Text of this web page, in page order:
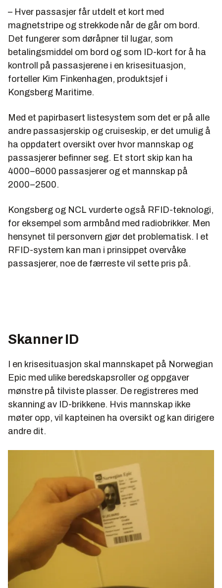
– Hver passasjer får utdelt et kort med
magnetstripe og strekkode når de går om bord.
Det fungerer som døråpner til lugar, som
betalingsmiddel om bord og som ID-kort for å ha
kontroll på passasjerene i en krisesituasjon,
forteller Kim Finkenhagen, produktsjef i
Kongsberg Maritime.
Med et papirbasert listesystem som det er på alle
andre passasjerskip og cruiseskip, er det umulig å
ha oppdatert oversikt over hvor mannskap og
passasjerer befinner seg. Et stort skip kan ha
4000–6000 passasjerer og et mannskap på
2000–2500.
Kongsberg og NCL vurderte også RFID-teknologi,
for eksempel som armbånd med radiobrikker. Men
hensynet til personvern gjør det problematisk. I et
RFID-system kan man i prinsippet overvåke
passasjerer, noe de færreste vil sette pris på.
Skanner ID
I en krisesituasjon skal mannskapet på Norwegian
Epic med ulike beredskapsroller og oppgaver
mønstre på tilviste plasser. De registreres med
skanning av ID-brikkene. Hvis mannskap ikke
møter opp, vil kapteinen ha oversikt og kan dirigere
andre dit.